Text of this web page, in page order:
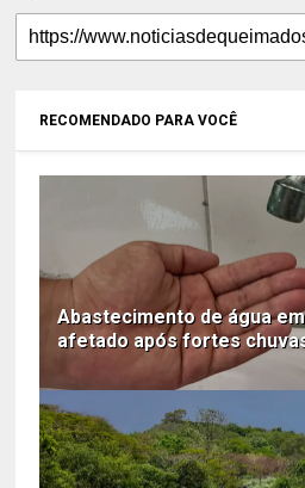
RECOMENDADO PARA VOCÊ
Abastecimento de água
afetado após fortes